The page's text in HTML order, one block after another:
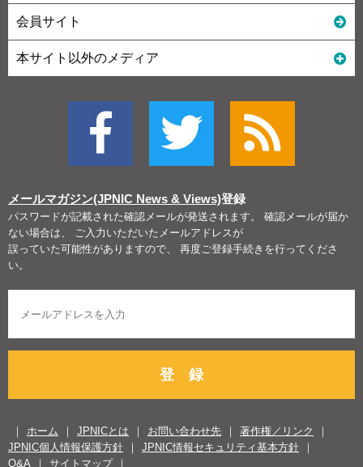
会員サイト
本サイト以外のメディア
メールマガジン(JPNIC News & Views)登録
パスワードが記載された確認メールが発送されます。 確認メールが届か
ない場合は、 ご入力いただいたメールアドレスが
誤っていた可能性がありますので、 再度ご登録手続きを行ってくださ
い。
登 録
ホーム JPNICとは お問い合わせ先
著作権／リンク
JPNIC個人情報保護方針
JPNIC情報セキュリティ基本方針
Q&A
サイトマップ